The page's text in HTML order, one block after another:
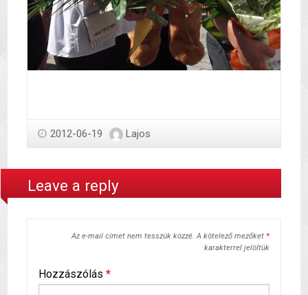
2012-06-19 Lajos
Leave a reply
Az e-mail címet nem tesszük közzé. A kötelező mezőket *
karakterrel jelöltük
Hozzászólás *